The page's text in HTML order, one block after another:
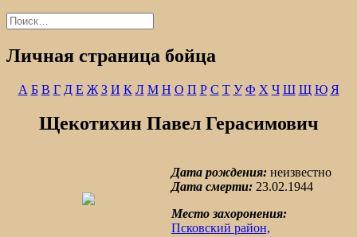
Найти:
Личная страница бойца
А Б В Г Д Е Ж З И К Л М Н О П Р С Т У Ф Х Ч Ш Щ Ю Я
Щекотихин Павел Герасимович
Дата рождения: неизвестно
Дата смерти: 23.02.1944
Место захоронения:
Псковский район,